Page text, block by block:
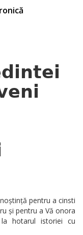
pentru a cinsti
și pentru a Vă onora
hotarul istoriei cu